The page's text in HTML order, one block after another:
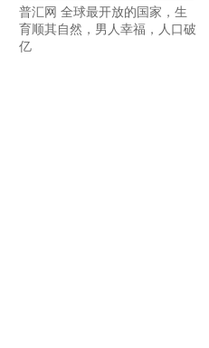
普汇网 全球最开放的国家，生
育顺其自然，男人幸福，人口破
亿